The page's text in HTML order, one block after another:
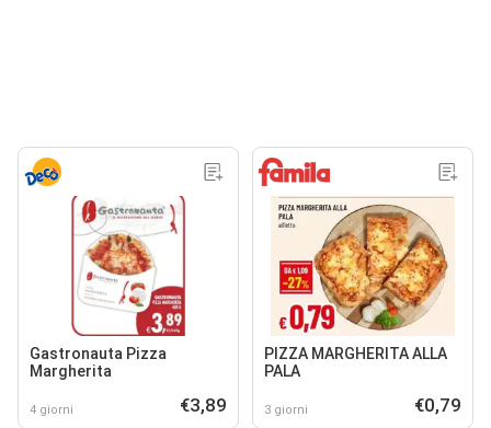
Gastronauta Pizza
Margherita
4 giorni €3,89
PIZZA MARGHERITA ALLA
PALA
3 giorni €0,79